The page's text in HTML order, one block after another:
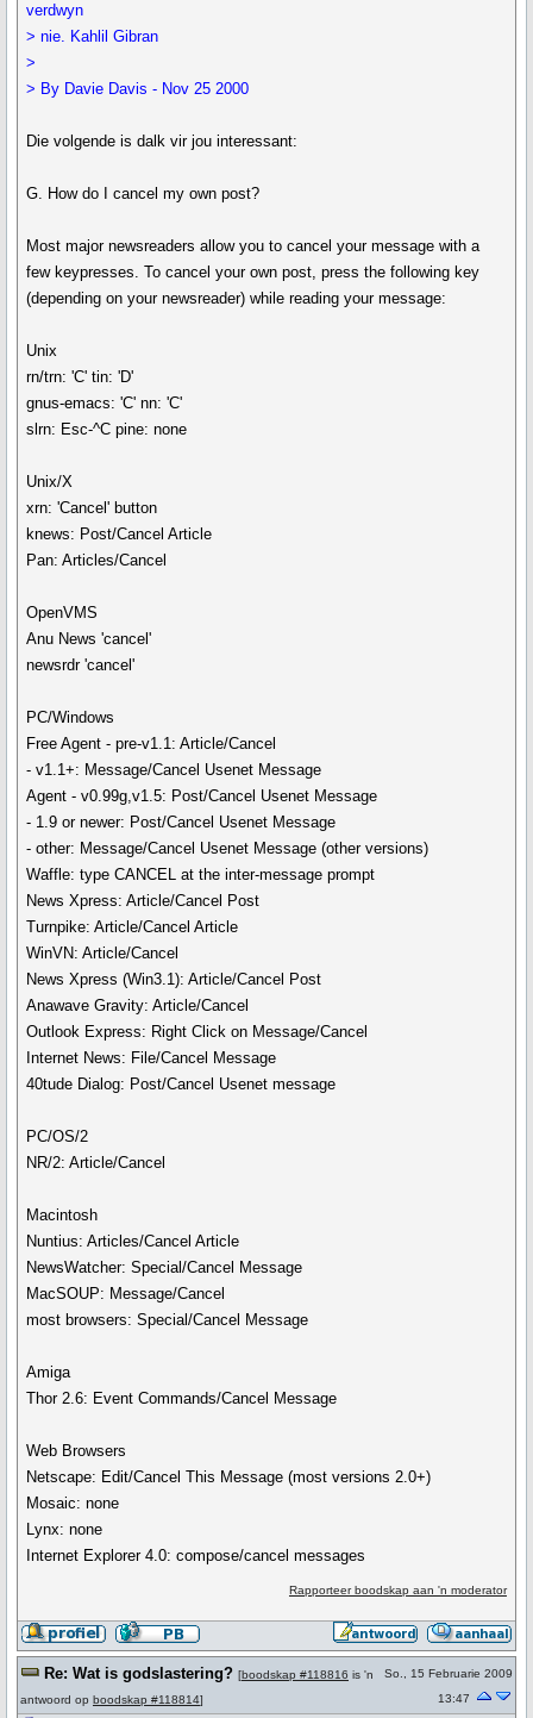
verdwyn
> nie. Kahlil Gibran
>
> By Davie Davis - Nov 25 2000
Die volgende is dalk vir jou interessant:
G. How do I cancel my own post?
Most major newsreaders allow you to cancel your message with a
few keypresses. To cancel your own post, press the following key
(depending on your newsreader) while reading your message:
Unix
rn/trn: 'C' tin: 'D'
gnus-emacs: 'C' nn: 'C'
slrn: Esc-^C pine: none
Unix/X
xrn: 'Cancel' button
knews: Post/Cancel Article
Pan: Articles/Cancel
OpenVMS
Anu News 'cancel'
newsrdr 'cancel'
PC/Windows
Free Agent - pre-v1.1: Article/Cancel
- v1.1+: Message/Cancel Usenet Message
Agent - v0.99g,v1.5: Post/Cancel Usenet Message
- 1.9 or newer: Post/Cancel Usenet Message
- other: Message/Cancel Usenet Message (other versions)
Waffle: type CANCEL at the inter-message prompt
News Xpress: Article/Cancel Post
Turnpike: Article/Cancel Article
WinVN: Article/Cancel
News Xpress (Win3.1): Article/Cancel Post
Anawave Gravity: Article/Cancel
Outlook Express: Right Click on Message/Cancel
Internet News: File/Cancel Message
40tude Dialog: Post/Cancel Usenet message
PC/OS/2
NR/2: Article/Cancel
Macintosh
Nuntius: Articles/Cancel Article
NewsWatcher: Special/Cancel Message
MacSOUP: Message/Cancel
most browsers: Special/Cancel Message
Amiga
Thor 2.6: Event Commands/Cancel Message
Web Browsers
Netscape: Edit/Cancel This Message (most versions 2.0+)
Mosaic: none
Lynx: none
Internet Explorer 4.0: compose/cancel messages
Rapporteer boodskap aan 'n moderator
Re: Wat is godslastering? [boodskap #118816 is 'n
antwoord op boodskap #118814]
So., 15 Februarie 2009
13:47